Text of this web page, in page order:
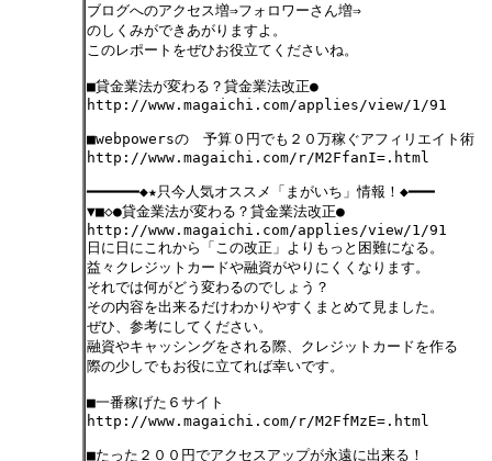
ブログへのアクセス増⇒フォロワーさん増⇒
のしくみができあがりますよ。
このレポートをぜひお役立てくださいね。
■貸金業法が変わる？貸金業法改正●
http://www.magaichi.com/applies/view/1/91
■webpowersの 予算０円でも２０万稼ぐアフィリエイト術
http://www.magaichi.com/r/M2FfanI=.html
━━━━━━◆★只今人気オススメ「まがいち」情報！◆━━━
▼■◇●貸金業法が変わる？貸金業法改正●
http://www.magaichi.com/applies/view/1/91
日に日にこれから「この改正」よりもっと困難になる。
益々クレジットカードや融資がやりにくくなります。
それでは何がどう変わるのでしょう？
その内容を出来るだけわかりやすくまとめて見ました。
ぜひ、参考にしてください。
融資やキャッシングをされる際、クレジットカードを作る
際の少しでもお役に立てれば幸いです。
■一番稼げた６サイト
http://www.magaichi.com/r/M2FfMzE=.html
■たった２００円でアクセスアップが永遠に出来る！